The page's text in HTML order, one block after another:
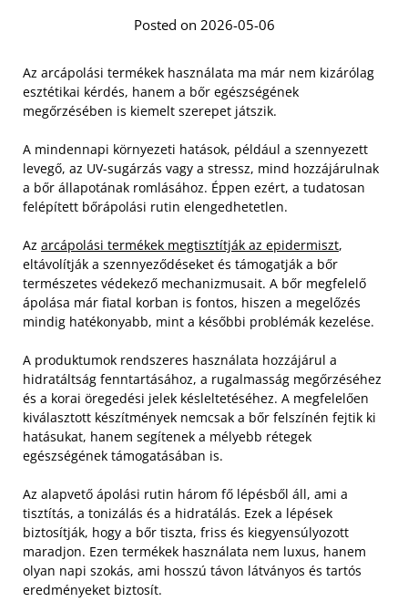
Posted on 2026-05-06
Az arcápolási termékek használata ma már nem kizárólag
esztétikai kérdés, hanem a bőr egészségének
megőrzésében is kiemelt szerepet játszik.
A mindennapi környezeti hatások, például a szennyezett
levegő, az UV-sugárzás vagy a stressz, mind hozzájárulnak
a bőr állapotának romlásához. Éppen ezért, a tudatosan
felépített bőrápolási rutin elengedhetetlen.
Az arcápolási termékek megtisztítják az epidermiszt,
eltávolítják a szennyeződéseket és támogatják a bőr
természetes védekező mechanizmusait. A bőr megfelelő
ápolása már fiatal korban is fontos, hiszen a megelőzés
mindig hatékonyabb, mint a későbbi problémák kezelése.
A produktumok rendszeres használata hozzájárul a
hidratáltság fenntartásához, a rugalmasság megőrzéséhez
és a korai öregedési jelek késleltetéséhez. A megfelelően
kiválasztott készítmények nemcsak a bőr felszínén fejtik ki
hatásukat, hanem segítenek a mélyebb rétegek
egészségének támogatásában is.
Az alapvető ápolási rutin három fő lépésből áll, ami a
tisztítás, a tonizálás és a hidratálás. Ezek a lépések
biztosítják, hogy a bőr tiszta, friss és kiegyensúlyozott
maradjon. Ezen termékek használata nem luxus, hanem
olyan napi szokás, ami hosszú távon látványos és tartós
eredményeket biztosít.